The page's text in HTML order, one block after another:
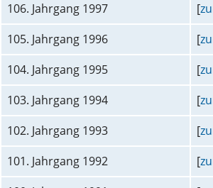
106. Jahrgang 1997
[
105. Jahrgang 1996
[
104. Jahrgang 1995
[
103. Jahrgang 1994
[
102. Jahrgang 1993
[
101. Jahrgang 1992
[